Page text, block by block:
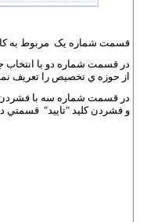
قسمت شماره يک مربوط به
در قسمت شماره دو با انتخاب
از حوزه ي تخصيص را تعريف
و فشردن کليد "تاييد"